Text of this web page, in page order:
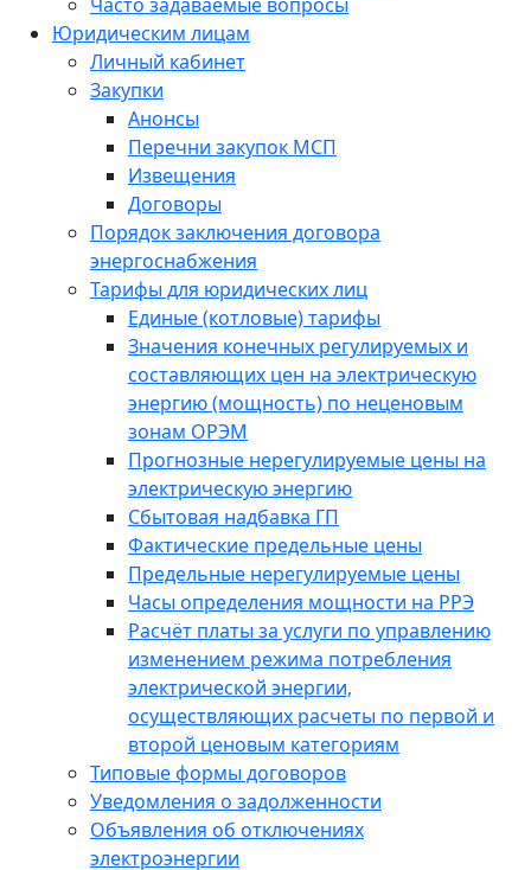
Юридическим лицам
Личный кабинет
Закупки
Анонсы
Перечни закупок МСП
Извещения
Договоры
Порядок заключения договора
энергоснабжения
Тарифы для юридических лиц
Единые (котловые) тарифы
Значения конечных регулируемых и
составляющих цен на электрическую
энергию (мощность) по неценовым
зонам ОРЭМ
Прогнозные нерегулируемые цены на
электрическую энергию
Сбытовая надбавка ГП
Фактические предельные цены
Предельные нерегулируемые цены
Часы определения мощности на РРЭ
Расчёт платы за услуги по управлению
изменением режима потребления
электрической энергии,
осуществляющих расчеты по первой и
второй ценовым категориям
Типовые формы договоров
Уведомления о задолженности
Объявления об отключениях
электроэнергии